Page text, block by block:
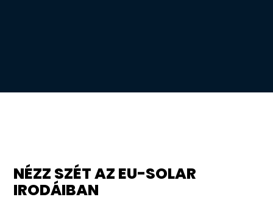
NÉZZ SZÉT AZ EU-SOLAR
IRODÁIBAN